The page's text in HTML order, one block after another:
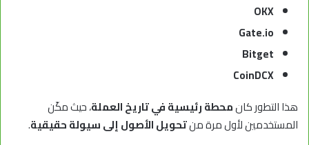
OKX
Gate.io
Bitget
CoinDCX
هذا التطور كانمحطة رئيسية في تاريخ العملة، حيث مكّن
المستخدمين لأول مرة منتحويل الأصول إلى سيولة حقيقية.